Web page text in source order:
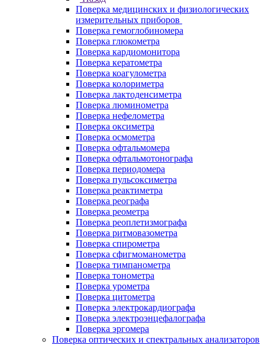
Поверка медицинских и физиологических
измерительных приборов
Поверка гемоглобиномера
Поверка глюкометра
Поверка кардиомонитора
Поверка кератометра
Поверка коагулометра
Поверка колориметра
Поверка лактоденсиметра
Поверка люминометра
Поверка нефелометра
Поверка оксиметра
Поверка осмометра
Поверка офтальмомера
Поверка офтальмотонографа
Поверка периодомера
Поверка пульсоксиметра
Поверка реактиметра
Поверка реографа
Поверка реометра
Поверка реоплетизмографа
Поверка ритмовазометра
Поверка спирометра
Поверка сфигмоманометра
Поверка тимпанометра
Поверка тонометра
Поверка урометра
Поверка цитометра
Поверка электрокардиографа
Поверка электроэнцефалографа
Поверка эргомера
Поверка оптических и спектральных анализаторов